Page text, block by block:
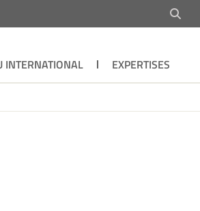
INTERNATIONAL
EXPERTISES